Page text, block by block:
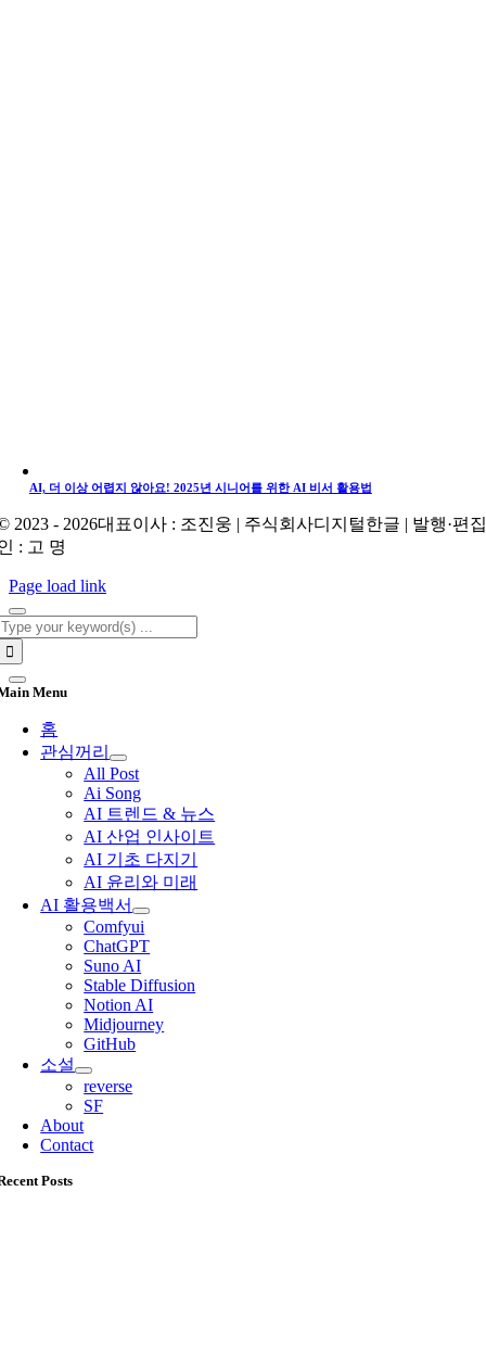
AI, 더 이상 어렵지 않아요! 2025년 시니어를 위한 AI 비서 활용법
2023 - 2026대표이사 : 조진웅 | 주식회사디지털한글 | 발행·편
: 고 명
Page load link
Menu
홈
관심꺼리
All Post
Ai Song
AI 트렌드 & 뉴스
AI 산업 인사이트
AI 기초 다지기
AI 윤리와 미래
AI 활용백서
Comfyui
ChatGPT
Suno AI
Stable Diffusion
Notion AI
Midjourney
GitHub
소설
reverse
SF
About
Contact
Posts